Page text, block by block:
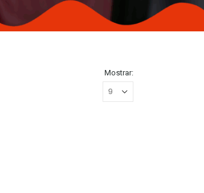
Mostrar: